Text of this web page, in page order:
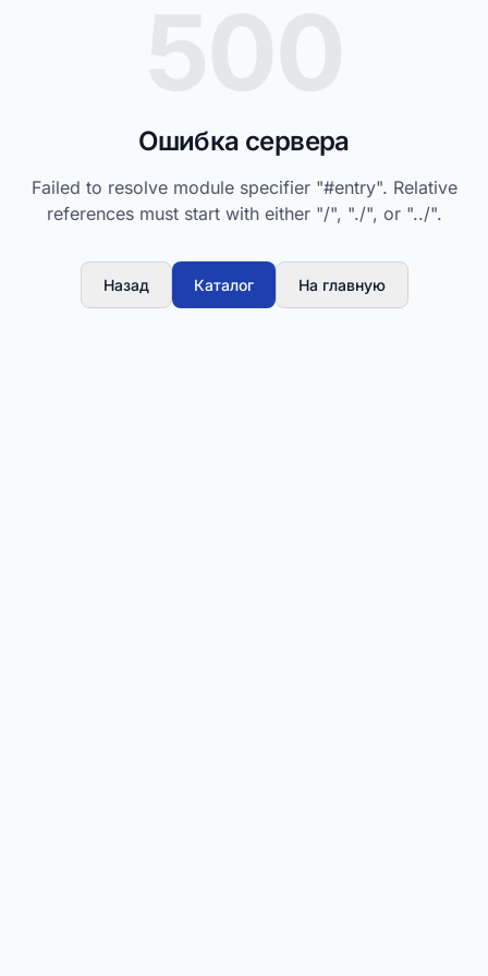
Ошибка сервера
Failed to resolve module specifier "#entry". Relative
references must start with either "/", "./", or "../".
Назад Каталог На главную